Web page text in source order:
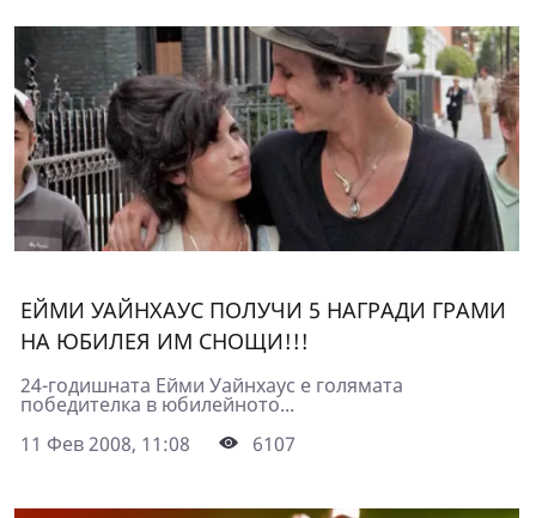
ЕЙМИ УАЙНХАУС ПОЛУЧИ 5 НАГРАДИ ГРАМИ
НА ЮБИЛЕЯ ИМ СНОЩИ!!!
24-годишната Ейми Уайнхаус е голямата
победителка в юбилейното...
11 Фев 2008, 11:08
6107